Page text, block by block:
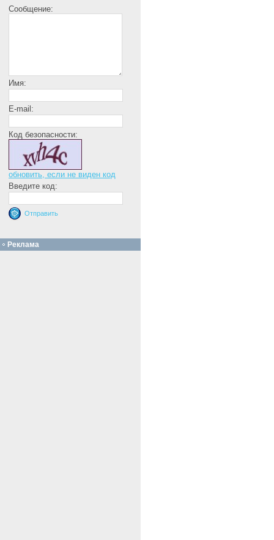
Сообщение:
Имя:
E-mail:
Код безопасности:
обновить, если не виден код
Введите код:
Реклама